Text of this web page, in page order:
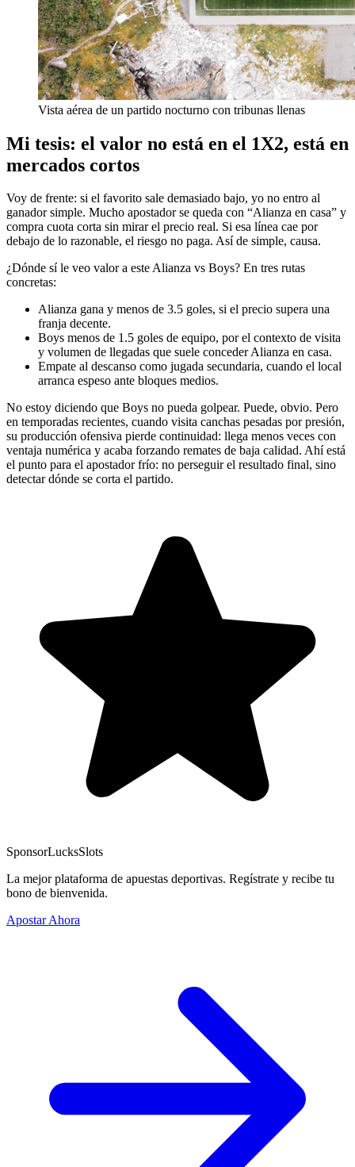
Vista aérea de un partido nocturno con tribunas llenas
Mi tesis: el valor no está en el 1X2, está en
mercados cortos
Voy de frente: si el favorito sale demasiado bajo, yo no entro al
ganador simple. Mucho apostador se queda con “Alianza en casa” y
compra cuota corta sin mirar el precio real. Si esa línea cae por
debajo de lo razonable, el riesgo no paga. Así de simple, causa.
¿Dónde sí le veo valor a este Alianza vs Boys? En tres rutas
concretas:
Alianza gana y menos de 3.5 goles, si el precio supera una
franja decente.
Boys menos de 1.5 goles de equipo, por el contexto de visita
y volumen de llegadas que suele conceder Alianza en casa.
Empate al descanso como jugada secundaria, cuando el local
arranca espeso ante bloques medios.
No estoy diciendo que Boys no pueda golpear. Puede, obvio. Pero
en temporadas recientes, cuando visita canchas pesadas por presión,
su producción ofensiva pierde continuidad: llega menos veces con
ventaja numérica y acaba forzando remates de baja calidad. Ahí está
el punto para el apostador frío: no perseguir el resultado final, sino
detectar dónde se corta el partido.
SponsorLucksSlots
La mejor plataforma de apuestas deportivas. Regístrate y recibe tu
bono de bienvenida.
Apostar Ahora